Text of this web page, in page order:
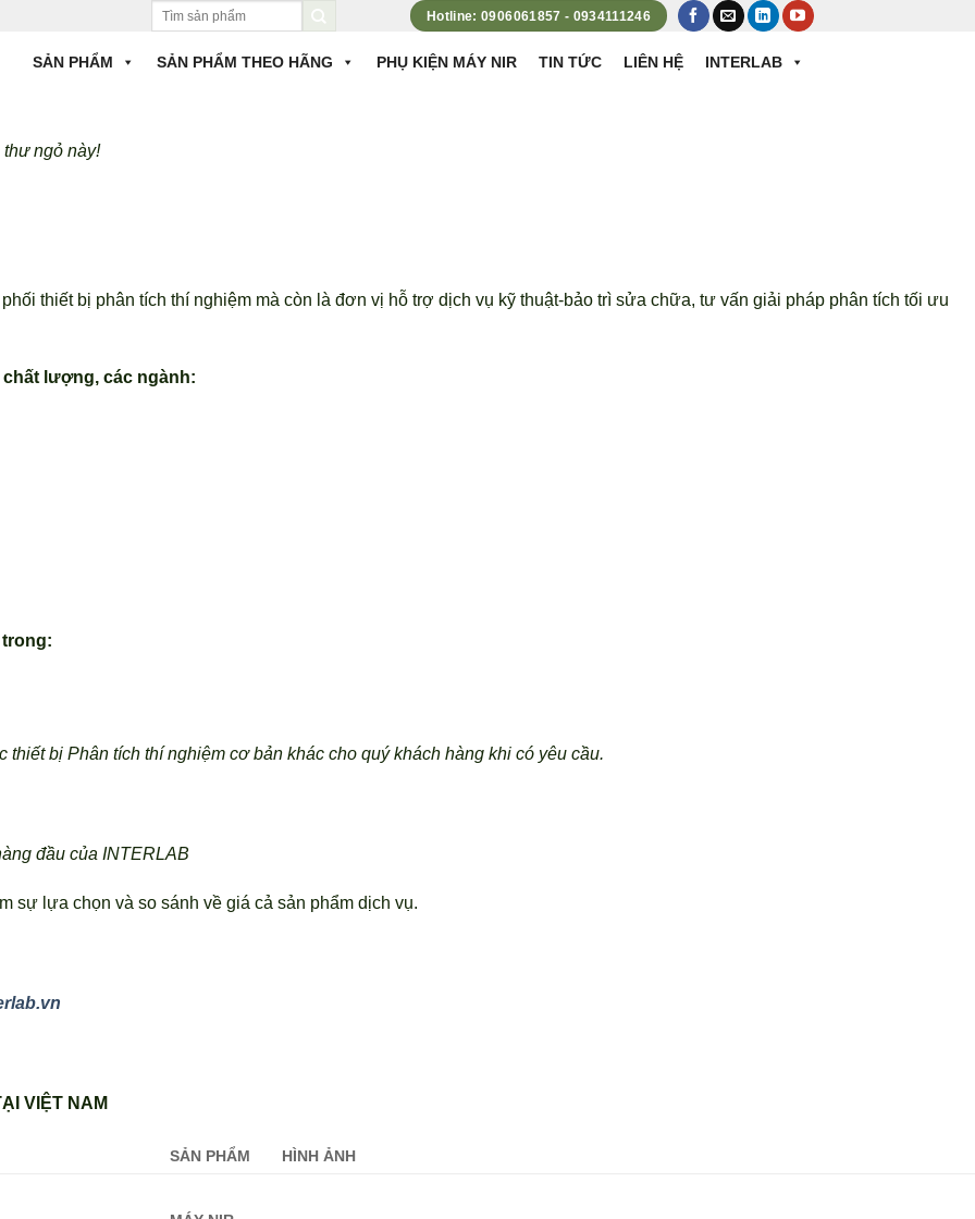
Tìm
Hotline: 0906061857 - 0934111246
SẢN PHẨM SẢN PHẨM THEO HÃNG PHỤ KIỆN MÁY NIR TIN TỨC LIÊN HỆ INTERLAB
ngỏ này!
thiết bị phân tích thí nghiệm mà còn là đơn vị hỗ trợ dịch vụ kỹ thuật-bảo trì sửa chữa, tư vấn giải pháp phân tích tối ưu
lượng, các ngành:
thiết bị Phân tích thí nghiệm cơ bản khác cho quý khách hàng khi có yêu cầu.
đầu của INTERLAB
sự lựa chọn và so sánh về giá cả sản phẩm dịch vụ.
VIỆT NAM
SẢN PHẨM HÌNH ẢNH